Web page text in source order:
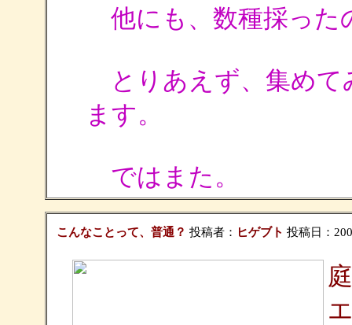
他にも、数種採った
とりあえず、集めて
ます。
ではまた。
こんなことって、普通？ 投稿者： ヒゲブト 投稿日：